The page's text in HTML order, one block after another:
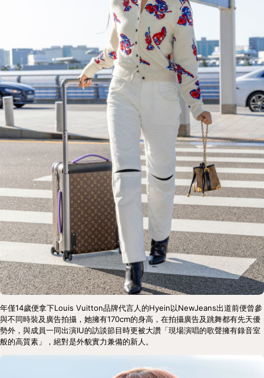
年僅14歲便拿下Louis Vuitton品牌代言人的Hyein以NewJeans出道前便曾參
與不同時裝及廣告拍攝，她擁有170cm的身高，在拍攝廣告及跳舞都有先天優
勢外，與成員一同出演IU的訪談節目時更被大讚「現場演唱的歌聲擁有錄音室
般的高質素」，絕對是外貌實力兼備的新人。